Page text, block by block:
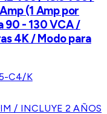
(1 Amp por
90 - 130 VCA /
4K / Modo para
C4/K